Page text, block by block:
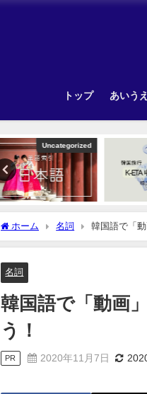
トップ あいう
韓国旅行
ホーム 名詞 韓国語で「
名詞
韓国語で「動画
う！
PR 2020年11月7日